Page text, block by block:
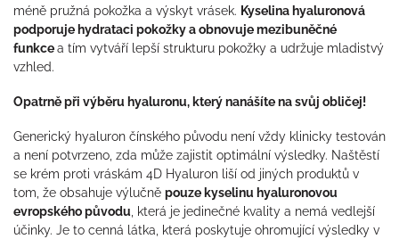
méně pružná pokožka a výskyt vrásek. Kyselina hyaluronová
podporuje hydrataci pokožky a obnovuje mezibuněčné
funkcea tím vytváří lepší strukturu pokožky a udržuje mladistvý
vzhled.
Opatrně při výběru hyaluronu, který nanášíte na svůj obličej!
Generický hyaluron čínského původu není vždy klinicky testován
a není potvrzeno, zda může zajistit optimální výsledky. Naštěstí
se krém proti vráskám 4D Hyaluron liší od jiných produktů v
tom, že obsahuje výlučně pouze kyselinu hyaluronovou
evropského původu , která je jedinečné kvality a nemá vedlejší
účinky. Je to cenná látka, která poskytuje ohromující výsledky v